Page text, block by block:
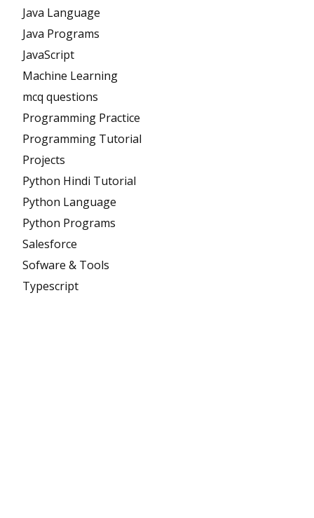
Java Language
Java Programs
JavaScript
Machine Learning
mcq questions
Programming Practice
Programming Tutorial
Projects
Python Hindi Tutorial
Python Language
Python Programs
Salesforce
Sofware & Tools
Typescript